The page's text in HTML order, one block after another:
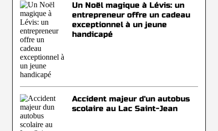
Un Noël magique à Lévis: un
entrepreneur offre un cadeau
exceptionnel à un jeune
handicapé
Accident majeur d'un autobus
scolaire au Lac Saint-Jean